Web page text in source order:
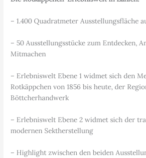
– 1.400 Quadratmeter Ausstellungsfläche
– 50 Ausstellungsstücke zum Entdecken,
Mitmachen
– Erlebniswelt Ebene 1 widmet sich den
Rotkäppchen von 1856 bis heute, der
Böttcherhandwerk
– Erlebniswelt Ebene 2 widmet sich der
modernen Sektherstellung
– Highlight zwischen den beiden